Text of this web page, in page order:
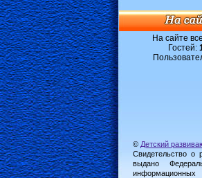
На сайте
Гостей:
© Детский
Свидетельство о
выдано